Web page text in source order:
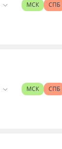
МСК СПБ
МСК СПБ